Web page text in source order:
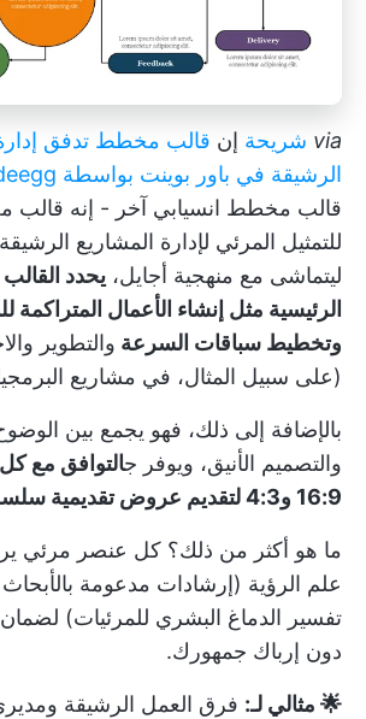
via شريحة إن قالب مخطط تدفق
الرشيقة في باور بوينت بواسطة Slideegg
قالب مخطط انسيابي آخر - إنه
للتمثيل المرئي لإدارة المشاريع
ليتماشى مع منهجية أجايل، يحدد
الرئيسية مثل إنشاء الأعمال المتراكمة
وتخطيط سباقات السرعة والتطوير
(على سبيل المثال، في مشاريع
بالإضافة إلى ذلك، فهو يجمع بين
والتصميم الأنيق، ويوفر جالتوافق مع
16:9 و4:3 لتقديم عروض تقديمية سلسة.
ما هو أكثر من ذلك؟ كل عنصر مرئي
علم الرؤية (إرشادات مدعومة
تفسير الدماغ البشري للمرئيات)
دون إرباك جمهورك.
🌟 مثالي لـ: فرق العمل الرشيقة